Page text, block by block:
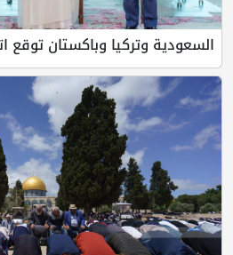
السعودية وتركيا وباكستان توقع